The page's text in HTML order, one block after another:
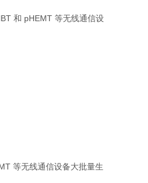
和 pHEMT 等无线通信设
等无线通信设备大批量生